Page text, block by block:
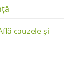
cauzele și